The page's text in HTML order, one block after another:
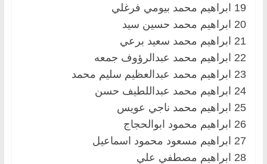
19 ابراهيم محمد بيومي فرغلي
20 ابراهيم محمد حسين سيد
21 ابراهيم محمد سعيد برعي
22 ابراهيم محمد عبدالرؤوف جمعه
23 ابراهيم محمد عبدالعظيم سليم محمد
24 ابراهيم محمد عبداللطيف حسن
25 ابراهيم محمد ناجي عويس
26 ابراهيم محمود ابوالحجاج
27 ابراهيم مسعود محمود اسماعيل
28 ابراهيم مصطفي علي